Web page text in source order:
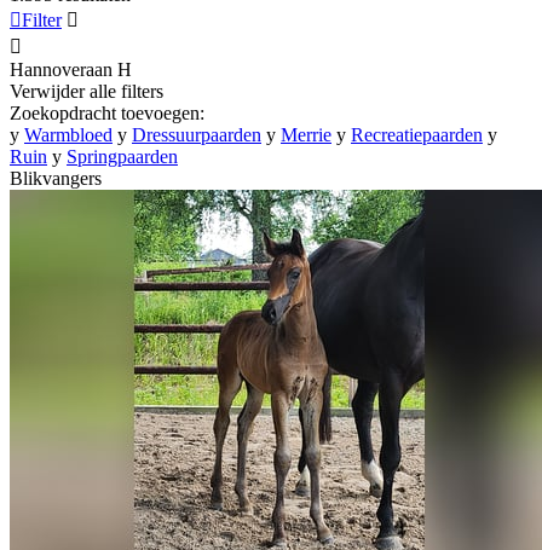
Filter 

Hannoveraan H
Verwijder alle filters
Zoekopdracht toevoegen:
y Warmbloed y Dressuurpaarden y Merrie y Recreatiepaarden y
Ruin y Springpaarden
Blikvangers